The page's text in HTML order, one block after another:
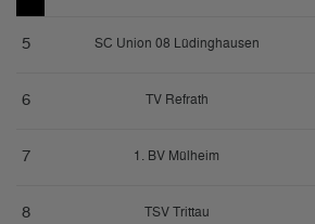
5 SC Union 08 Lüdinghausen
6 TV Refrath
7 1. BV Mülheim
8 TSV Trittau